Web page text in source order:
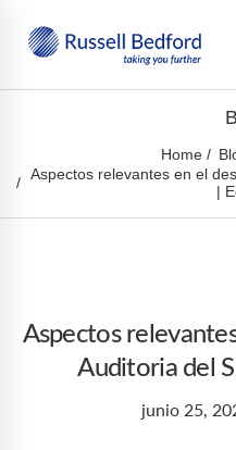
Home
Aspectos relevantes en el
|
Aspectos
Auditoria del
junio 25,